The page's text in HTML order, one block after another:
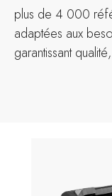
plus de 4 000
adaptées aux
garantissant